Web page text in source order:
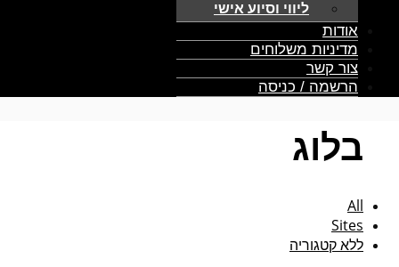
ליווי וסיוע אישי
אודות
מדיניות משלוחים
צור קשר
הרשמה / כניסה
בלוג
All
Sites
ללא קטגוריה